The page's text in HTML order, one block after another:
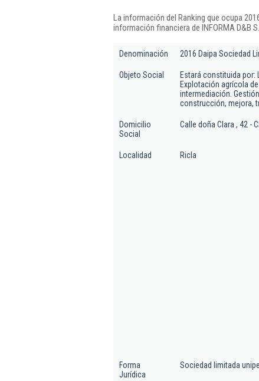
La información del Ranking que ocupa
información financiera de INFORMA D&B
Denominación 2016 Daipa Sociedad
Objeto Social
Estará constituida por:
Explotación agrícola
intermediación.
construcción, mejora,
Domicilio
Social
Calle doña Clara , 42 -
Localidad Ricla
Forma
Jurídica
Sociedad limitada